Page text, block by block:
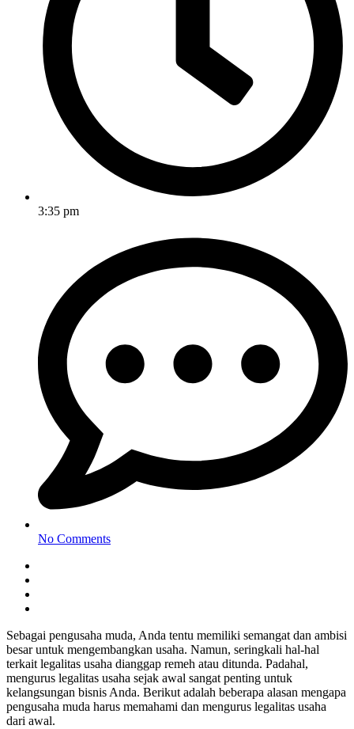
3:35 pm
No Comments
Sebagai pengusaha muda, Anda tentu memiliki semangat dan ambisi
besar untuk mengembangkan usaha. Namun, seringkali hal-hal
terkait legalitas usaha dianggap remeh atau ditunda. Padahal,
mengurus legalitas usaha sejak awal sangat penting untuk
kelangsungan bisnis Anda. Berikut adalah beberapa alasan mengapa
pengusaha muda harus memahami dan mengurus legalitas usaha
dari awal.